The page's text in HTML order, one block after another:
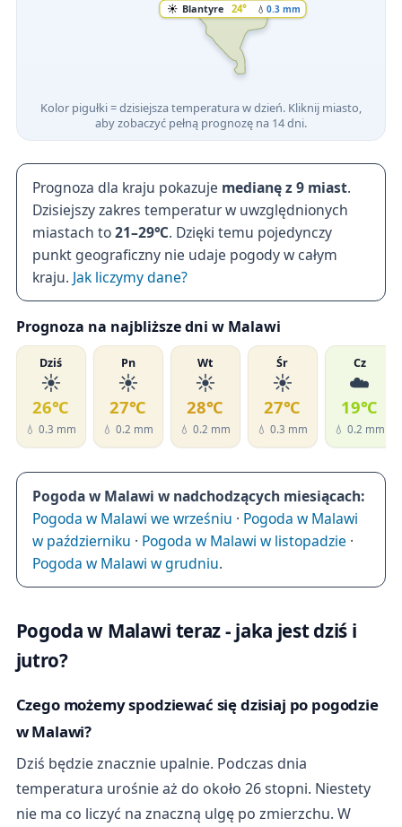
☀️ Blantyre 24° 💧 0.3 mm
Kolor pigułki = dzisiejsza temperatura w dzień. Kliknij miasto,
aby zobaczyć pełną prognozę na 14 dni.
Prognoza dla kraju pokazuje medianę z 9 miast.
Dzisiejszy zakres temperatur w uwzględnionych
miastach to21–29℃. Dzięki temu pojedynczy
punkt geograficzny nie udaje pogody w całym
kraju. Jak liczymy dane?
Prognoza na najbliższe dni w Malawi
Dziś
☀️
26℃
💧 0.3 mm
Pn
☀️
27℃
💧 0.2 mm
Wt
☀️
28℃
💧 0.2 mm
Śr
☀️
27℃
💧 0.3 mm
Cz
☁️
19℃
💧 0.2 mm
Pogoda w Malawi w nadchodzących miesiącach:
Pogoda w Malawi we wrześniu · Pogoda w Malawi
w październiku · Pogoda w Malawi w listopadzie ·
Pogoda w Malawi w grudniu.
Pogoda w Malawi teraz - jaka jest dziś i
jutro?
Czego możemy spodziewać się dzisiaj po pogodzie
w Malawi?
Dziś będzie znacznie upalnie. Podczas dnia
temperatura urośnie aż do około 26 stopni. Niestety
nie ma co liczyć na znaczną ulgę po zmierzchu. W